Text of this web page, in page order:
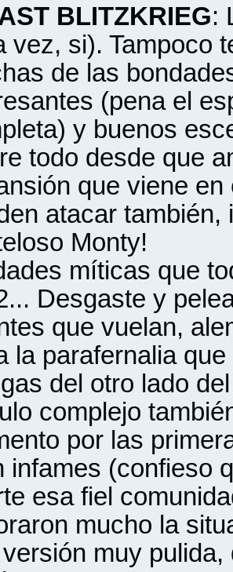
BLITZKRIEG:
vez, si). Tampoco
de las
(pena el
y buenos
todo desde que
que viene
atacar
Monty!
míticas que
Desgaste y
que vuelan,
la parafernalia
del otro lado
complejo
por las
infames (confieso
esa fiel
mucho la
muy